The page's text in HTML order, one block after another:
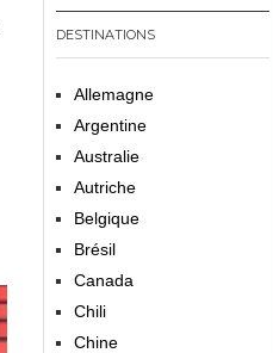
DESTINATIONS
Allemagne
Argentine
Australie
Autriche
Belgique
Brésil
Canada
Chili
Chine